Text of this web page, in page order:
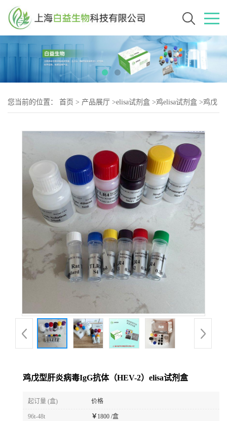
您当前的位置： 首页 > 产品展厅 >elisa试剂盒 >鸡elisa试剂盒 >鸡戊
鸡戊型肝炎病毒IgG抗体（HEV-2）elisa试剂盒
起订量 (盒) 价格
96t-48t ￥ 1800 /盒